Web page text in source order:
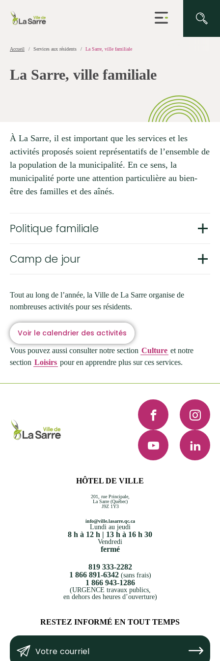
Ouvrir
la
Accueil Services aux résidents La Sarre, ville familiale
La Sarre, ville familiale
À La Sarre, il est important que les services et les
activités proposés soient représentatifs de l’ensemble de
la population de la municipalité. En ce sens, la
municipalité porte une attention particulière au bien-
être des familles et des aînés.
Politique familiale
Camp de jour
Tout au long de l’année, la Ville de La Sarre organise de
nombreuses activités pour ses résidents.
Voir le calendrier des activités
Vous pouvez aussi consulter notre section Culture et notre
section Loisirs pour en apprendre plus sur ces services.
HÔTEL DE VILLE
201, rue Principale,
La Sarre (Québec)
J9Z 1Y3
info@ville.lasarre.qc.ca
Lundi au jeudi
8 h à 12 h | 13 h à 16 h 30
Vendredi
fermé
819 333-2282
1 866 891-6342(sans frais)
1 866 943-1286
(URGENCE travaux publics,
en dehors des heures d’ouverture)
RESTEZ INFORMÉ EN TOUT TEMPS
Votre
courriel
Submit
Facebook
YouTube